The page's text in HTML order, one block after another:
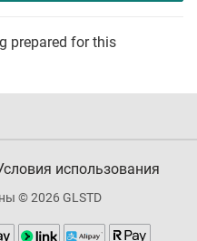
prepared for this
использования
© 2026 GLSTD